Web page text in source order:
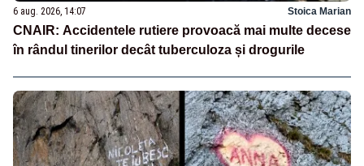
6 aug. 2026, 14:07 Stoica Marian
CNAIR: Accidentele rutiere provoacă mai multe decese
în rândul tinerilor decât tuberculoza și drogurile